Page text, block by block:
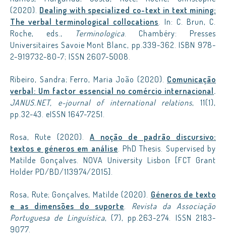
(2020). Dealing with specialized co-text in text mining:
The verbal terminological collocations. In: C. Brun, C.
Roche, eds.,
Terminologica. Chambéry: Presses
Universitaires Savoie Mont Blanc, pp.339-362. ISBN 978-
2-919732-80-7; ISSN 2607-5008.
Ribeiro, Sandra; Ferro, Maria João (2020). Comunicação
verbal: Um factor essencial no comércio internacional.
JANUS.NET, e-journal of international relations, 11(1),
pp.32-43. eISSN 1647-7251.
Rosa, Rute (2020). A noção de padrão discursivo:
textos e géneros em análise. PhD Thesis. Supervised by
Matilde Gonçalves. NOVA University Lisbon [FCT Grant
Holder PD/BD/113974/2015].
Rosa, Rute; Gonçalves, Matilde (2020). Géneros de texto
e as dimensões do suporte. Revista da Associação
Portuguesa de Linguística, (7), pp.263-274. ISSN 2183-
9077.